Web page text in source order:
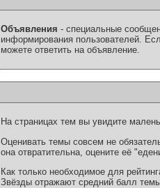
Объявления - специальные
информирования пользователей.
можете ответить на объявление.
На страницах тем вы увидите
Оценивать темы совсем не
она отвратительна, оцените её
Как только необходимое для
Звёзды отражают средний балл